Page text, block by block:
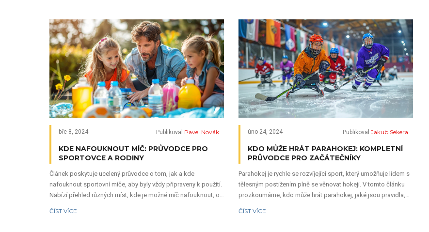
bře 8, 2024 Publikoval Pavel Novák
KDE NAFOUKNOUT MÍČ: PRŮVODCE PRO
SPORTOVCE A RODINY
Článek poskytuje ucelený průvodce o tom, jak a kde
nafouknout sportovní míče, aby byly vždy připraveny k použití.
Nabízí přehled různých míst, kde je možné míč nafouknout, od
ČÍST VÍCE
úno 24, 2024 Publikoval Jakub Sekera
KDO MŮŽE HRÁT PARAHOKEJ: KOMPLETNÍ
PRŮVODCE PRO ZAČÁTEČNÍKY
Parahokej je rychle se rozvíjející sport, který umožňuje lidem s
tělesným postižením plně se věnovat hokeji. V tomto článku
prozkoumáme, kdo může hrát parahokej, jaké jsou pravidla,
ČÍST VÍCE